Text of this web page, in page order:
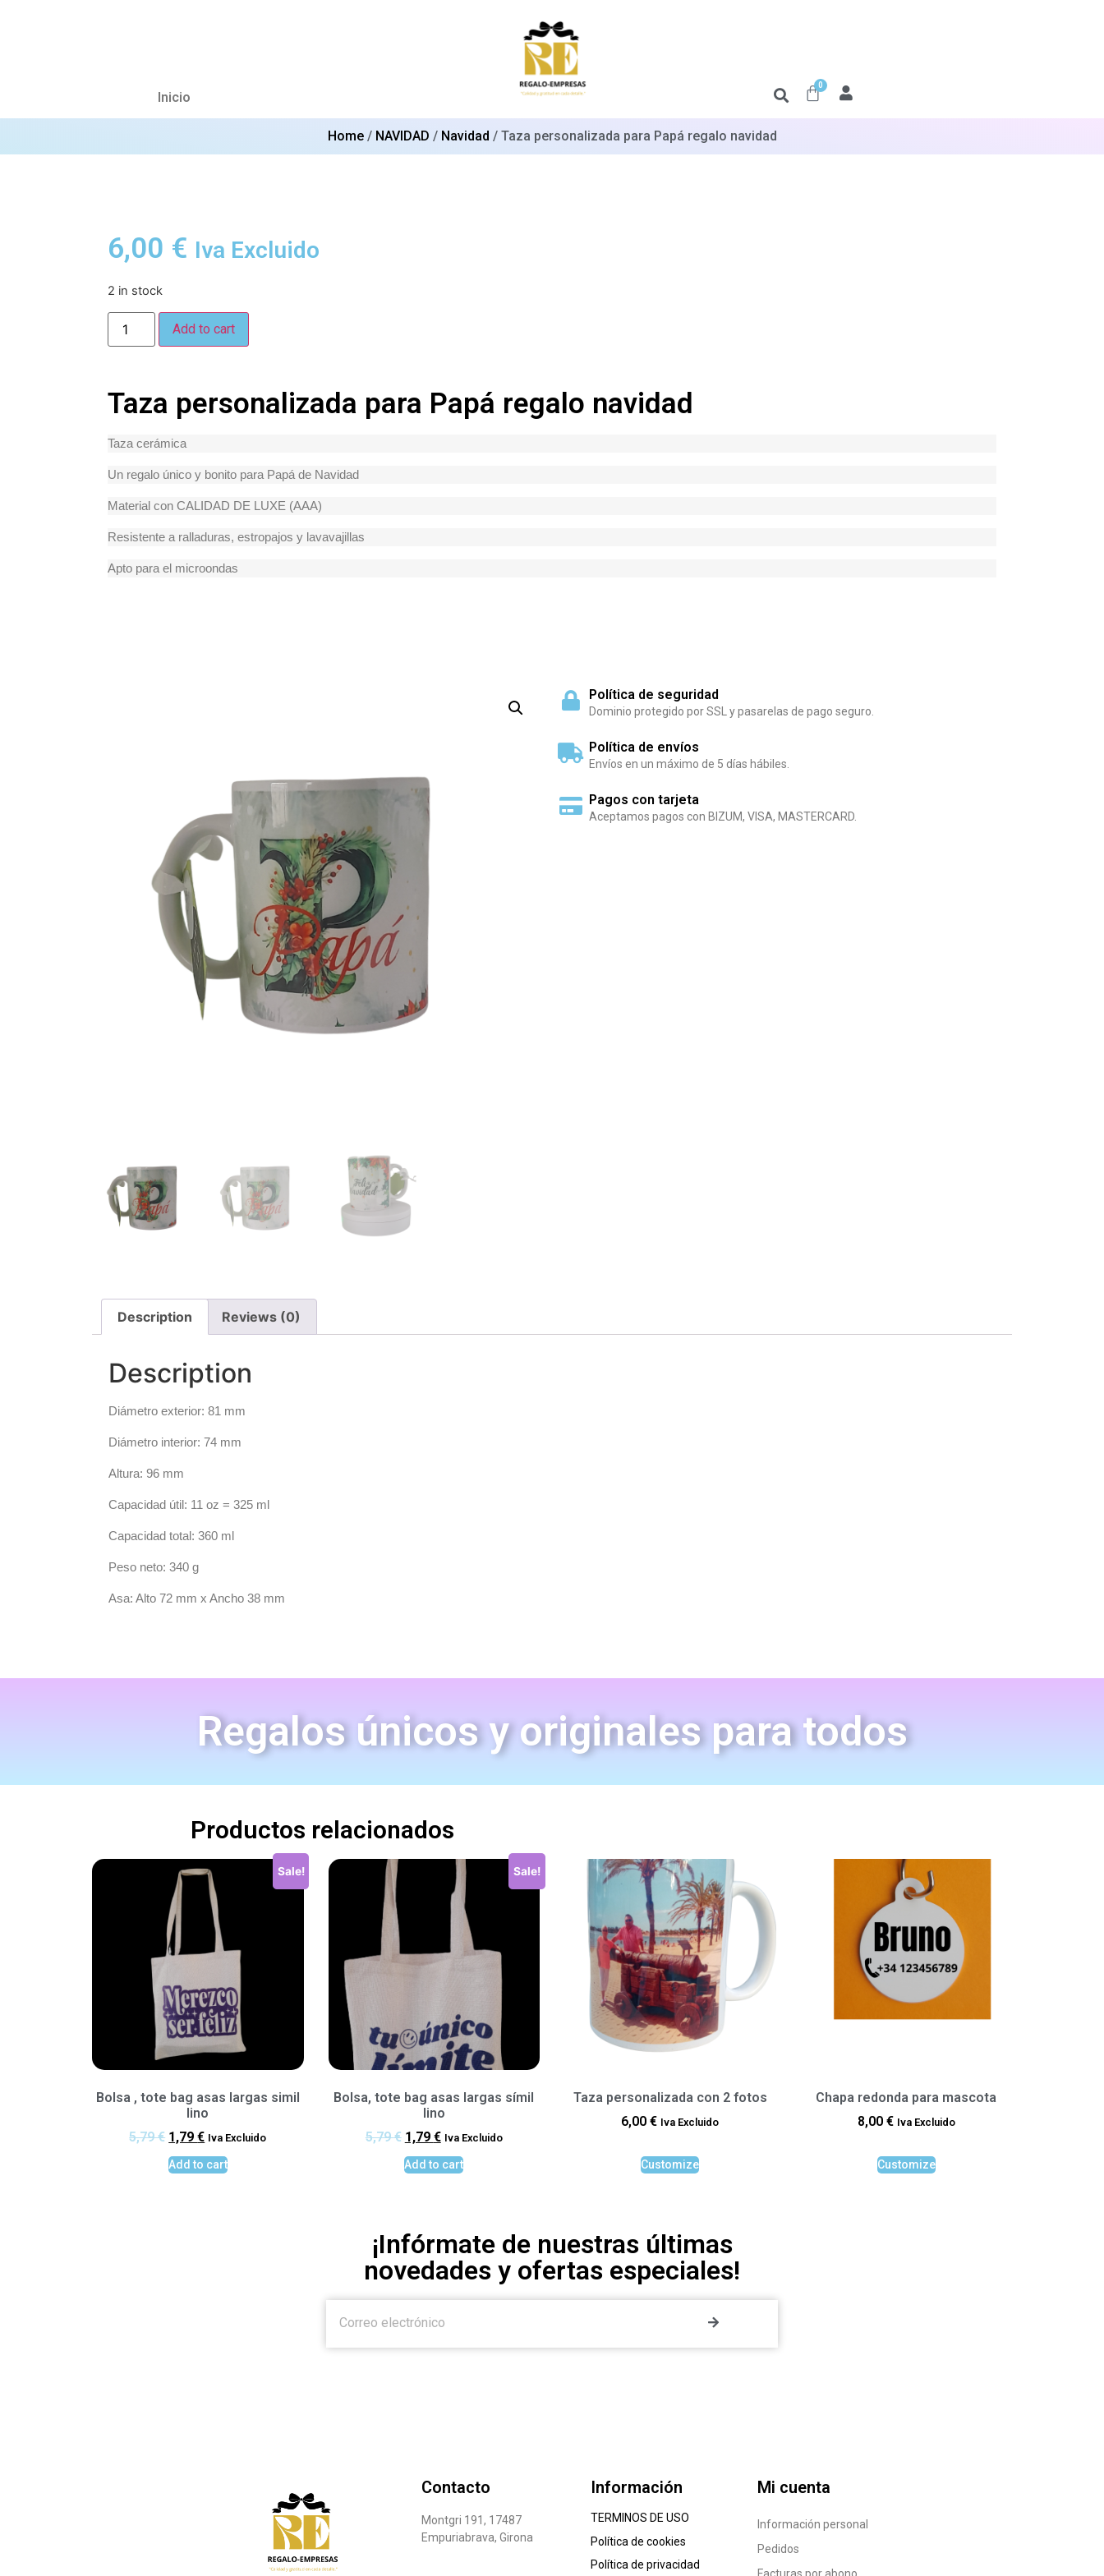
Inicio
0
Home/ NAVIDAD / Navidad / Taza personalizada para Papá regalo navidad
6,00 € Iva Excluido
2 in stock
Add to cart
Taza personalizada para Papá regalo navidad
Taza cerámica
Un regalo único y bonito para Papá de Navidad
Material con CALIDAD DE LUXE (AAA)
Resistente a ralladuras, estropajos y lavavajillas
Apto para el microondas
Política de seguridad
Dominio protegido por SSL y pasarelas de pago seguro.
Política de envíos
Envíos en un máximo de 5 días hábiles.
Pagos con tarjeta
Aceptamos pagos con BIZUM, VISA, MASTERCARD.
Description Reviews (0)
Description
Diámetro exterior: 81 mm
Diámetro interior: 74 mm
Altura: 96 mm
Capacidad útil: 11 oz = 325 ml
Capacidad total: 360 ml
Peso neto: 340 g
Asa: Alto 72 mm x Ancho 38 mm
Regalos únicos y originales para todos
Productos relacionados
Sale!
Bolsa , tote bag asas largas simil
lino
5,79€ 1,79€ Iva Excluido
Add to cart
Sale!
Bolsa, tote bag asas largas símil
lino
5,79€ 1,79 € Iva Excluido
Add to cart
Taza personalizada con 2 fotos
6,00€ Iva Excluido
Customize
Chapa redonda para mascota
8,00 € Iva Excluido
Customize
¡Infórmate de nuestras últimas
novedades y ofertas especiales!
Contacto
Montgri 191, 17487
Empuriabrava, Girona
Información
TERMINOS DE USO
Política de cookies
Política de privacidad
Mi cuenta
Información personal
Pedidos